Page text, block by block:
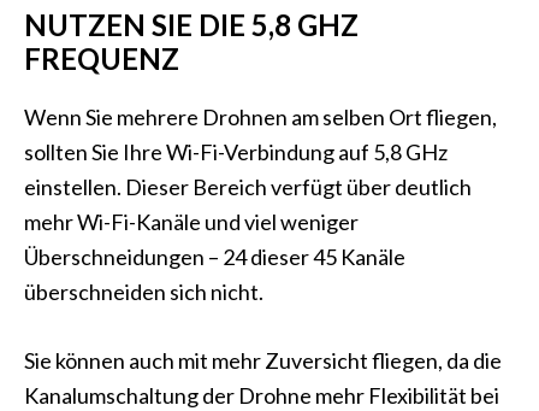
NUTZEN SIE DIE 5,8 GHZ
FREQUENZ
Wenn Sie mehrere Drohnen am selben Ort fliegen,
sollten Sie Ihre Wi-Fi-Verbindung auf 5,8 GHz
einstellen. Dieser Bereich verfügt über deutlich
mehr Wi-Fi-Kanäle und viel weniger
Überschneidungen – 24 dieser 45 Kanäle
überschneiden sich nicht.
Sie können auch mit mehr Zuversicht fliegen, da die
Kanalumschaltung der Drohne mehr Flexibilität bei